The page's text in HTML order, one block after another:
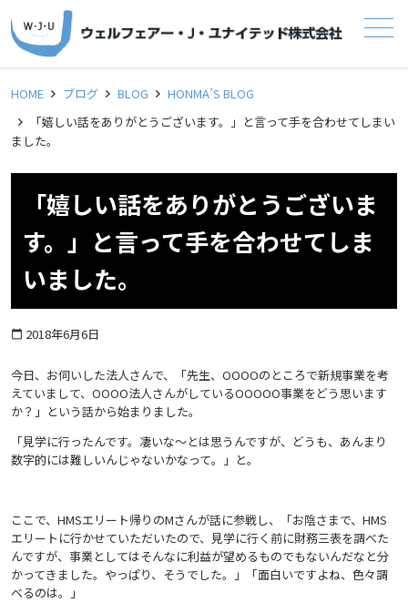
メニュー
HOME ブログ BLOG
HONMA’S BLOG
「嬉しい話をありがとうございます。」と言って手を合わせてしまい
ました。
「嬉しい話をありがとうございま
す。」と言って手を合わせてしま
いました。
calendar_today 2018年6月6日
今日、お伺いした法人さんで、「先生、OOOOのところで新規事業を考
えていまして、OOOO法人さんがしているOOOOO事業をどう思います
か？」という話から始まりました。
「見学に行ったんです。凄いな〜とは思うんですが、どうも、あんまり
数字的には難しいんじゃないかなって。」と。
ここで、HMSエリート帰りのMさんが話に参戦し、「お陰さまで、HMS
エリートに行かせていただいたので、見学に行く前に財務三表を調べた
んですが、事業としてはそんなに利益が望めるものでもないんだなと分
かってきました。やっぱり、そうでした。」「面白いですよね、色々調
べるのは。」